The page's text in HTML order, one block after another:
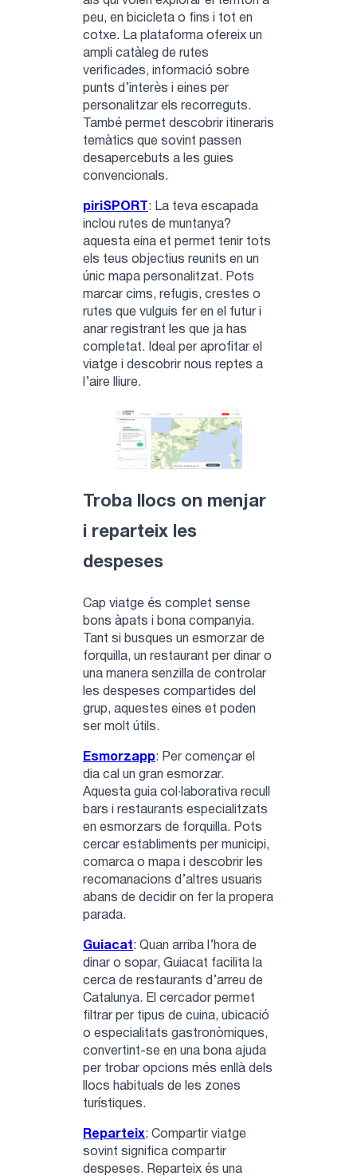
peu, en bicicleta o fins i tot en
cotxe. La plataforma ofereix un
ampli catàleg de rutes
verificades, informació sobre
punts d’interès i eines per
personalitzar els recorreguts.
També permet descobrir itineraris
temàtics que sovint passen
desapercebuts a les guies
convencionals.
piriSPORT : La teva escapada
inclou rutes de muntanya?
aquesta eina et permet tenir tots
els teus objectius reunits en un
únic mapa personalitzat. Pots
marcar cims, refugis, crestes o
rutes que vulguis fer en el futur i
anar registrant les que ja has
completat. Ideal per aprofitar el
viatge i descobrir nous reptes a
l’aire lliure.
Troba llocs on menjar
i reparteix les
despeses
Cap viatge és complet sense
bons àpats i bona companyia.
Tant si busques un esmorzar de
forquilla, un restaurant per dinar o
una manera senzilla de controlar
les despeses compartides del
grup, aquestes eines et poden
ser molt útils.
Esmorzapp: Per començar el
dia cal un gran esmorzar.
Aquesta guia col·laborativa recull
bars i restaurants especialitzats
en esmorzars de forquilla. Pots
cercar establiments per municipi,
comarca o mapa i descobrir les
recomanacions d’altres usuaris
abans de decidir on fer la propera
parada.
Guiacat: Quan arriba l’hora de
dinar o sopar, Guiacat facilita la
cerca de restaurants d’arreu de
Catalunya. El cercador permet
filtrar per tipus de cuina, ubicació
o especialitats gastronòmiques,
convertint-se en una bona ajuda
per trobar opcions més enllà dels
llocs habituals de les zones
turístiques.
Reparteix: Compartir viatge
sovint significa compartir
despeses. Reparteix és una